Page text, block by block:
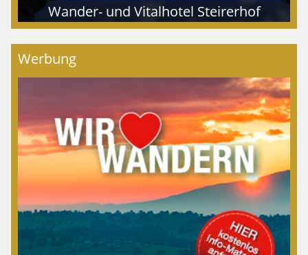
Wander- und Vitalhotel Steirerhof
Werbung